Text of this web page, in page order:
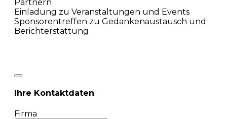
Partnern
Einladung zu Veranstaltungen und Events
Sponsorentreffen zu Gedankenaustausch und
Berichterstattung
Ihre Kontaktdaten
Firma